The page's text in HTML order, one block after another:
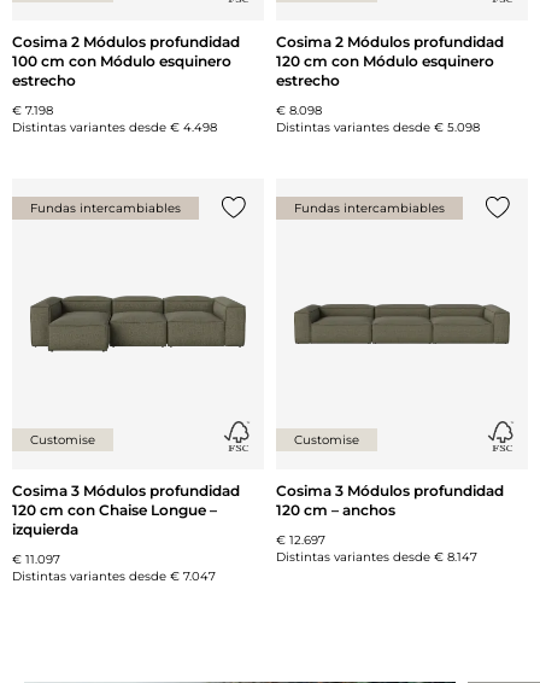
Cosima 2 Módulos profundidad
100 cm con Módulo esquinero
estrecho
€ 7.198
Distintas variantes desde € 4.498
Cosima 2 Módulos profundidad
120 cm con Módulo esquinero
estrecho
€ 8.098
Distintas variantes desde € 5.098
Fundas intercambiables
Customise
Cosima 3 Módulos profundidad
120 cm con Chaise Longue –
izquierda
€ 11.097
Distintas variantes desde € 7.047
Fundas intercambiables
Customise
Cosima 3 Módulos profundidad
120 cm – anchos
€ 12.697
Distintas variantes desde € 8.147